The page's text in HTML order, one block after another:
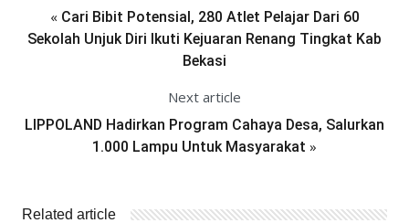
« Cari Bibit Potensial, 280 Atlet Pelajar Dari 60
Sekolah Unjuk Diri Ikuti Kejuaran Renang Tingkat Kab
Bekasi
Next article
LIPPOLAND Hadirkan Program Cahaya Desa, Salurkan
1.000 Lampu Untuk Masyarakat »
Related article